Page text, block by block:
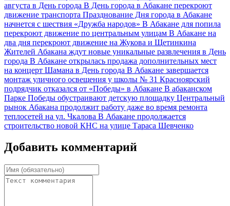
августа в День города В День города в Абакане перекроют
движение транспорта Празднование Дня города в Абакане
начнется с шествия «Дружба народов» В Абакане для попила
перекроют движение по центральным улицам В Абакане на
два дня перекроют движение на Жукова и Щетинкина
Жителей Абакана ждут новые уникальные развлечения в День
города В Абакане открылась продажа дополнительных мест
на концерт Шамана в День города В Абакане завершается
монтаж уличного освещения у школы № 31 Красноярский
подрядчик отказался от «Победы» в Абакане В абаканском
Парке Победы обустраивают детскую площадку Центральный
рынок Абакана продолжит работу даже во время ремонта
теплосетей на ул. Чкалова В Абакане продолжается
строительство новой КНС на улице Тараса Шевченко
Добавить комментарий